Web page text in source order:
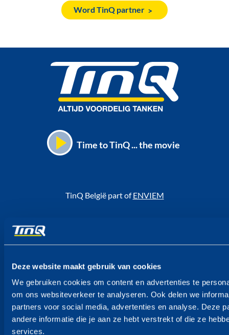
Deze website maakt gebruik van cookies
We gebruiken cookies om content en advertenties te
om ons websiteverkeer te analyseren. Ook delen we
partners voor social media, advertenties en analyse. Deze
andere informatie die je aan ze hebt verstrekt of die ze
services.
Word TinQ partner
Time to TinQ ... the movie
TinQ België part ofENVIEM
Voet
Acties
Nieuws
Klantenservice